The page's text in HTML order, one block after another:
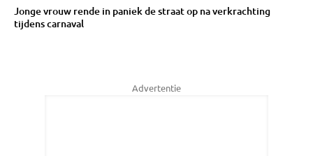
Jonge vrouw rende in paniek de straat op na verkrachting
tijdens carnaval
Advertentie